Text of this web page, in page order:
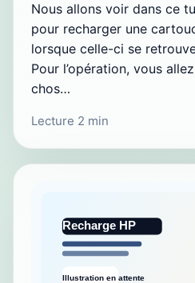
Nous allons voir dans ce
pour recharger une
lorsque celle-ci se
Pour l’opération, vous
chos…
Lecture 2 min